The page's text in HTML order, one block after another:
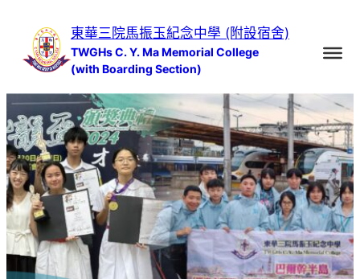
內
容
東華三院馬振玉紀念中學 (附設宿舍)
TWGHs C. Y. Ma Memorial College
(with Boarding Section)